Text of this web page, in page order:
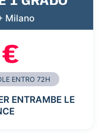
Milano
ENTRO 72H
ENTRAMBE LE